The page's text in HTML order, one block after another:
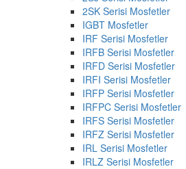
2SK Serisi Mosfetler
IGBT Mosfetler
IRF Serisi Mosfetler
IRFB Serisi Mosfetler
IRFD Serisi Mosfetler
IRFI Serisi Mosfetler
IRFP Serisi Mosfetler
IRFPC Serisi Mosfetler
IRFS Serisi Mosfetler
IRFZ Serisi Mosfetler
IRL Serisi Mosfetler
IRLZ Serisi Mosfetler